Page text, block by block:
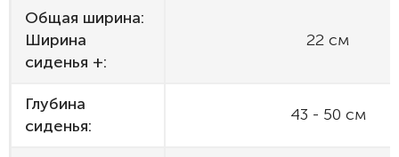
Общая ширина:
Ширина
сиденья +:
22 см
Глубина
сиденья:
43 - 50 см